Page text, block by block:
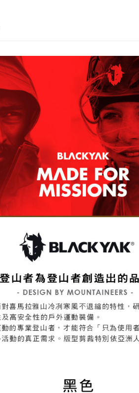
https://aftee.tw/
３．未成年的使用
「AFTEE先享後付
任。
４．使用「AFTEE
即時審查核予不同
結果請求用戶進行
５．嚴禁一人註冊
形，恩沛科技股份
付款後7-11取貨
每筆NT$60，滿
宅配
每筆NT$70，滿